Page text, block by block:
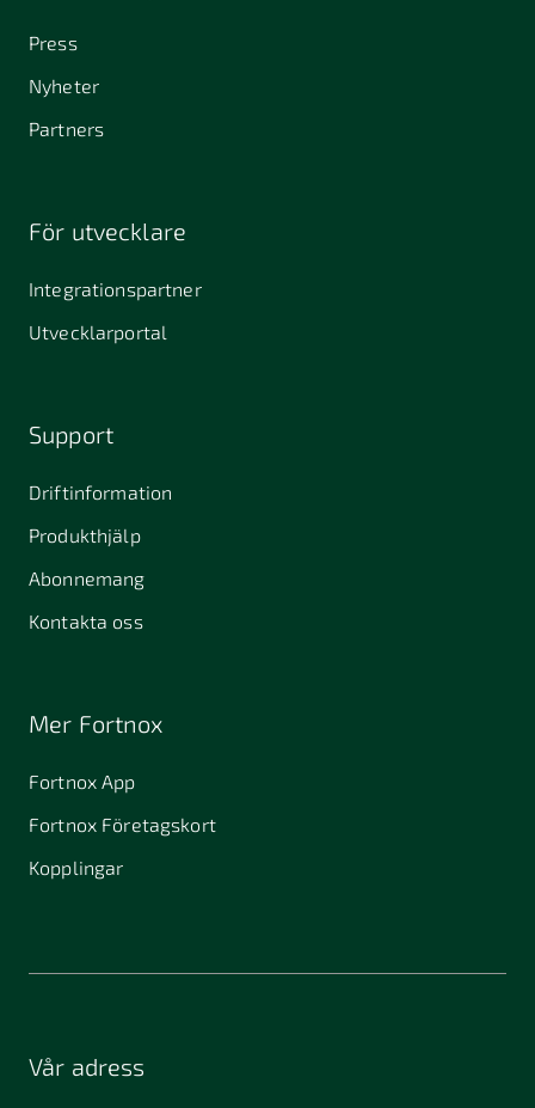
Press
Nyheter
Partners
För utvecklare
Integrationspartner
Utvecklarportal
Support
Driftinformation
Produkthjälp
Abonnemang
Kontakta oss
Mer Fortnox
Fortnox App
Fortnox Företagskort
Kopplingar
Vår adress